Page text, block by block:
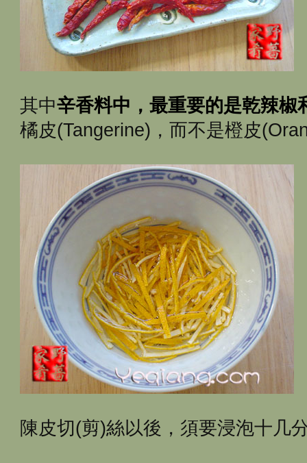
其中辛香料中，最重要的是乾辣椒
橘皮(Tangerine)，而不是橙皮
陳皮切(剪)絲以後，須要浸泡十几